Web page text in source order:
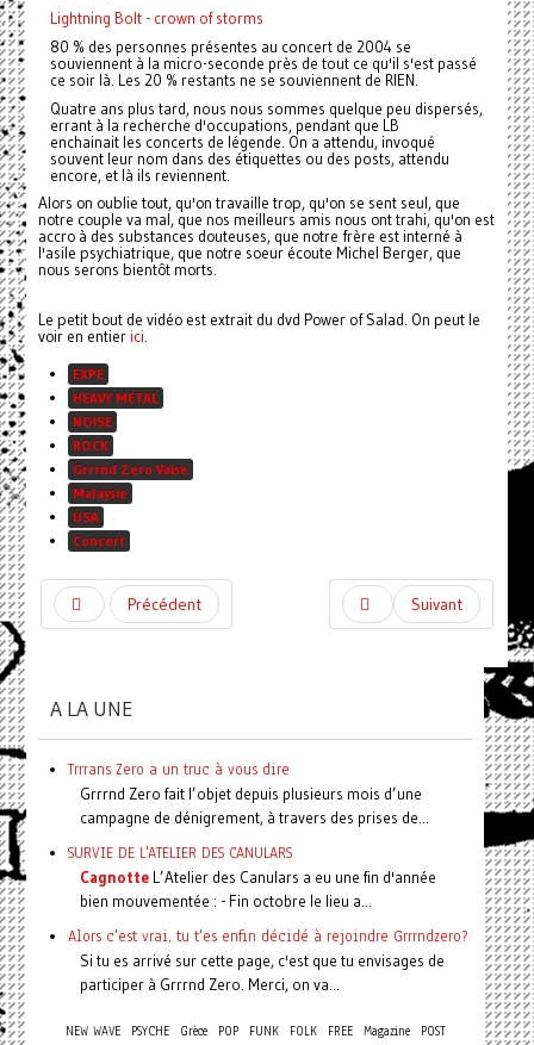
Lightning Bolt - crown of storms
80 % des personnes présentes au concert de 2004 se
souviennent à la micro-seconde près de tout ce qu'il s'est passé
ce soir là. Les 20 % restants ne se souviennent de RIEN.
Quatre ans plus tard, nous nous sommes quelque peu dispersés,
errant à la recherche d'occupations, pendant que LB
enchainait les concerts de légende. On a attendu, invoqué
souvent leur nom dans des étiquettes ou des posts, attendu
encore, et là ils reviennent.
Alors on oublie tout, qu'on travaille trop, qu'on se sent seul, que
notre couple va mal, que nos meilleurs amis nous ont trahi, qu'on est
accro à des substances douteuses, que notre frère est interné à
l'asile psychiatrique, que notre soeur écoute Michel Berger, que
nous serons bientôt morts.
Le petit bout de vidéo est extrait du dvd Power of Salad. On peut le
voir en entierici.
EXPE
HEAVY METAL
NOISE
ROCK
Grrrnd Zero Vaise
Malaysie
USA
Concert
Précédent Suivant
A LA UNE
Trrrans Zero a un truc à vous dire
Grrrnd Zero fait l’objet depuis plusieurs mois d’une
campagne de dénigrement, à travers des prises de...
SURVIE DE L'ATELIER DES CANULARS
CagnotteL’Atelier des Canulars a eu une fin d'année
bien mouvementée : - Fin octobre le lieu a...
Alors c'est vrai, tu t'es enfin décidé à rejoindre Grrrndzero?
Si tu es arrivé sur cette page, c'est que tu envisages de
participer à Grrrnd Zero. Merci, on va...
NEW WAVE PSYCHE Grèce POP FUNK FOLK FREE Magazine POST